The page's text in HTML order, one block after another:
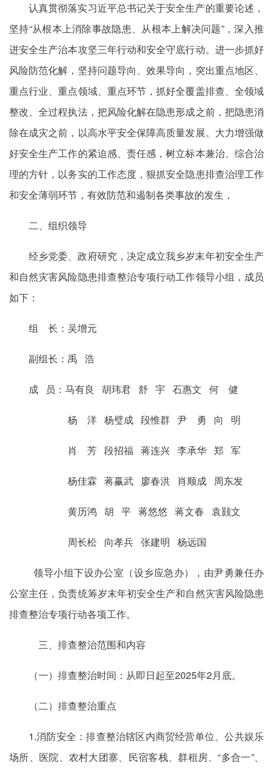
认真贯彻落实习近平总书记关于安全生产的重要论述，
坚持“从根本上消除事故隐患、从根本上解决问题”，深入推
进安全生产治本攻坚三年行动和安全守底行动。进一步抓好
风险防范化解，坚持问题导向、效果导向，突出重点地区、
重点行业、重点领域、重点环节，抓好全覆盖排查、全领域
整改、全过程执法，把风险化解在隐患形成之前，把隐患消
除在成灾之前，以高水平安全保障高质量发展。大力增强做
好安全生产工作的紧迫感、责任感，树立标本兼治、综合治
理的方针，以务实的工作态度，狠抓安全隐患排查治理工作
和安全薄弱环节，有效防范和遏制各类事故的发生，
二、组织领导
经乡党委、政府研究，决定成立我乡岁末年初安全生产
和自然灾害风险隐患排查整治专项行动工作领导小组，成员
如下：
组 长：吴增元
副组长：禹 浩
成 员：马有良 胡玮君 舒 宇 石惠文 何 健
杨 洋 杨璧成 段惟群 尹 勇 向 明
肖 芳 段招福 蒋连兴 李承华 郑 军
杨佳霖 蒋赢武 廖春洪 肖顺成 周东发
黄历鸿 胡 平 蒋悠悠 蒋文春 袁颢文
周长松 向孝兵 张建明 杨远国
领导小组下设办公室（设乡应急办），由尹勇兼任办
公室主任，负责统筹岁末年初安全生产和自然灾害风险隐患
排查整治专项行动各项工作。
三、排查整治范围和内容
（一）排查整治时间：从即日起至2025年2月底。
（二）排查整治重点
1.消防安全：排查整治辖区内商贸经营单位、公共娱乐
场所、医院、农村大团寨、民宿客栈、群租房、“多合一”、